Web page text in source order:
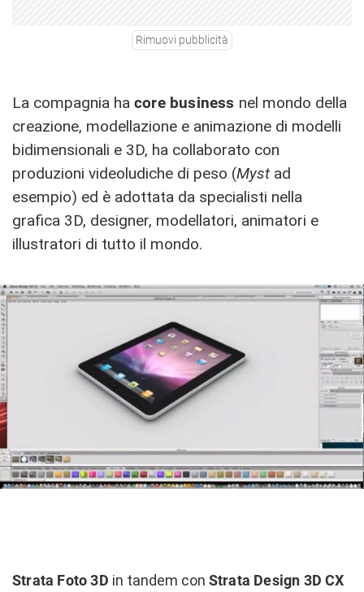
Rimuovi pubblicità
La compagnia ha core business nel mondo della
creazione, modellazione e animazione di modelli
bidimensionali e 3D, ha collaborato con
produzioni videoludiche di peso (Myst ad
esempio) ed è adottata da specialisti nella
grafica 3D, designer, modellatori, animatori e
illustratori di tutto il mondo.
Strata Foto 3D in tandem con Strata Design 3D CX